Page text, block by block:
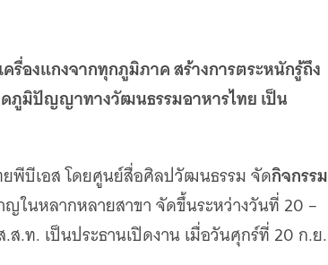
รื่องแกงจากทุกภูมิภาค สร้างการตระหนักรู้ถึง
ภูมิปัญญาทางวัฒนธรรมอาหารไทย เป็น
ยพีบีเอส โดยศูนย์สื่อศิลปวัฒนธรรม จัดกิจกรรม
ญในหลากหลายสาขา จัดขึ้นระหว่างวันที่ 20 –
.ท. เป็นประธานเปิดงาน เมื่อวันศุกร์ที่ 20 ก.ย.